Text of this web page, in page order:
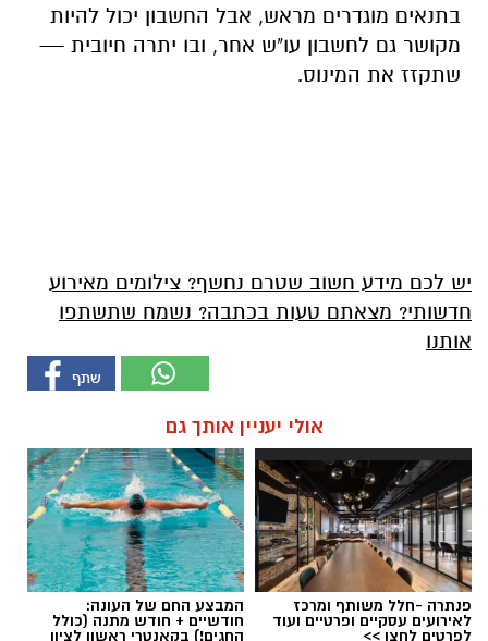
בתנאים מוגדרים מראש, אבל החשבון יכול להיות
מקושר גם לחשבון עו"ש אחר, ובו יתרה חיובית —
שתקזז את המינוס.
יש לכם מידע חשוב שטרם נחשף? צילומים מאירוע
חדשותי? מצאתם טעות בכתבה? נשמח שתשתפו
אותנו
אולי יעניין אותך גם
פנתרה -חלל משותף ומרכז
לאירועים עסקיים ופרטיים ועוד
לפרטים לחצו >>
המבצע החם של העונה:
חודשיים + חודש מתנה (כולל
החגים!) בקאנטרי ראשון לציון